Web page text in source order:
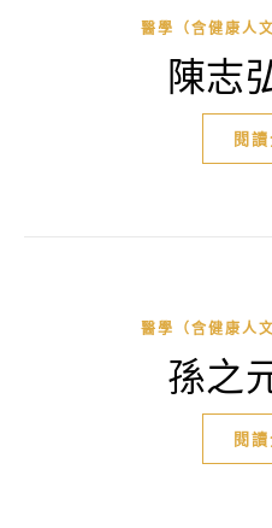
醫學（含健康人
陳志
閱
醫學（含健康人
孫之
閱